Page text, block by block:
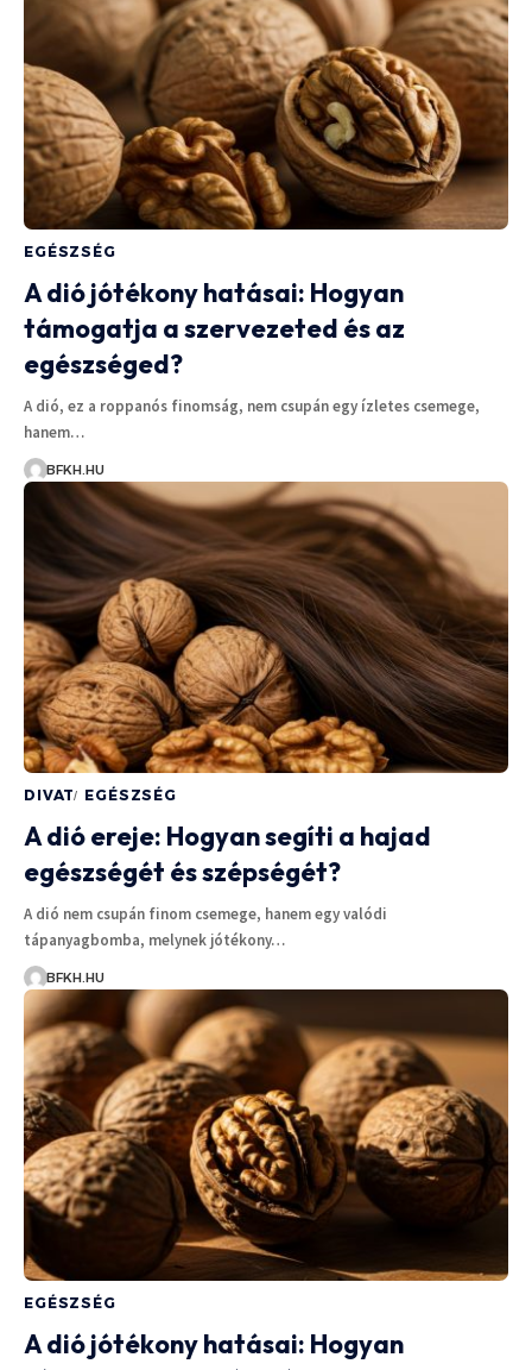
EGÉSZSÉG
A dió jótékony hatásai: Hogyan
támogatja a szervezeted és az
egészséged?
A dió, ez a roppanós finomság, nem csupán egy ízletes csemege,
hanem…
BFKH.HU
DIVAT EGÉSZSÉG
A dió ereje: Hogyan segíti a hajad
egészségét és szépségét?
A dió nem csupán finom csemege, hanem egy valódi
tápanyagbomba, melynek jótékony…
BFKH.HU
EGÉSZSÉG
A dió jótékony hatásai: Hogyan